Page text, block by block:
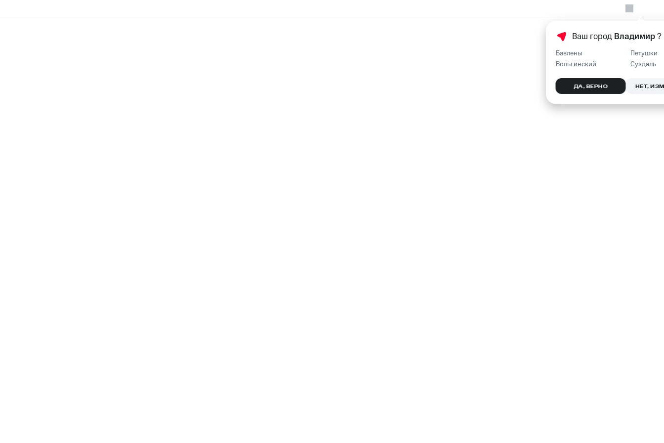
Ваш город Владимир?
Бавлены
Вольгинский
Петушки
Суздаль
ДА, ВЕРНО НЕТ,